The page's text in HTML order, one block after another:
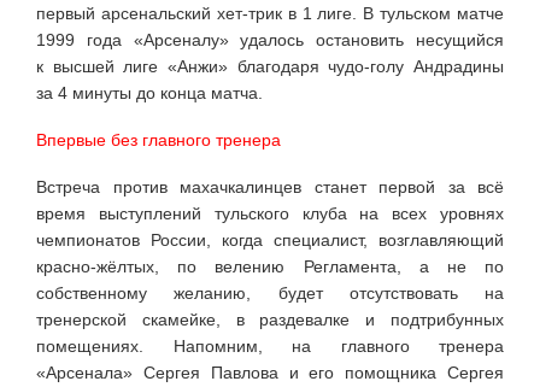
первый арсенальский хет-трик в 1 лиге. В тульском матче
1999 года «Арсеналу» удалось остановить несущийся
к высшей лиге «Анжи» благодаря чудо-голу Андрадины
за 4 минуты до конца матча.
Впервые без главного тренера
Встреча против махачкалинцев станет первой за всё
время выступлений тульского клуба на всех уровнях
чемпионатов России, когда специалист, возглавляющий
красно-жёлтых, по велению Регламента, а не по
собственному желанию, будет отсутствовать на
тренерской скамейке, в раздевалке и подтрибунных
помещениях. Напомним, на главного тренера
«Арсенала» Сергея Павлова и его помощника Сергея